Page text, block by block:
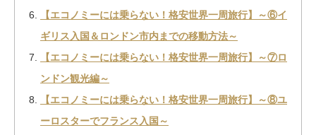
【エコノミーには乗らない！格安世界一周旅行】～⑥イ
ギリス入国＆ロンドン市内までの移動方法～
【エコノミーには乗らない！格安世界一周旅行】～⑦ロ
ンドン観光編～
【エコノミーには乗らない！格安世界一周旅行】～⑧ユ
ーロスターでフランス入国～